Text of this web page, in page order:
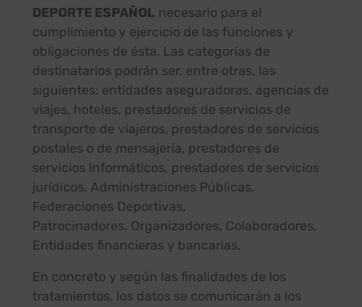
DEPORTE ESPAÑOL necesario para el
cumplimiento y ejercicio de las funciones y
obligaciones de ésta. Las categorías de
destinatarios podrán ser, entre otras, las
siguientes: entidades aseguradoras, agencias de
viajes, hoteles, prestadores de servicios de
transporte de viajeros, prestadores de servicios
postales o de mensajería, prestadores de
servicios informáticos, prestadores de servicios
jurídicos, Administraciones Públicas,
Federaciones Deportivas,
Patrocinadores, Organizadores, Colaboradores,
Entidades financieras y bancarias.
En concreto y según las finalidades de los
tratamientos, los datos se comunicarán a los